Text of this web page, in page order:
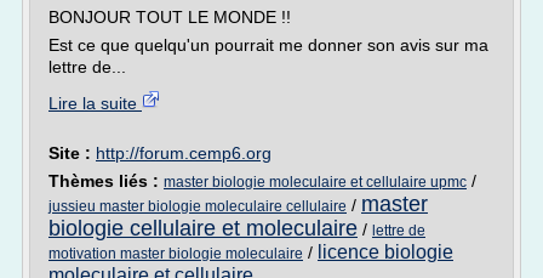
BONJOUR TOUT LE MONDE !!
Est ce que quelqu'un pourrait me donner son avis sur ma
lettre de...
Lire la suite
Site : http://forum.cemp6.org
Thèmes liés : master biologie moleculaire et cellulaire upmc /
jussieu master biologie moleculaire cellulaire / master
biologie cellulaire et moleculaire / lettre de
motivation master biologie moleculaire / licence biologie